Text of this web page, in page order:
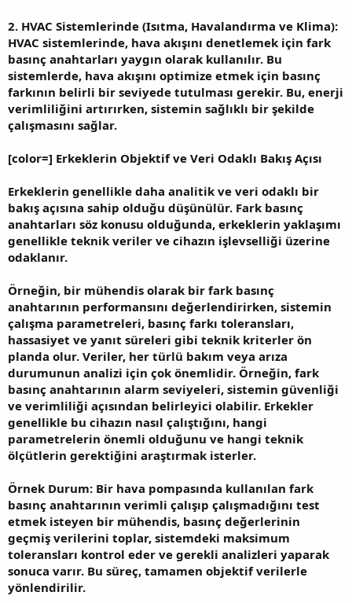
2. HVAC Sistemlerinde (Isıtma, Havalandırma ve Klima):
HVAC sistemlerinde, hava akışını denetlemek için fark
basınç anahtarları yaygın olarak kullanılır. Bu
sistemlerde, hava akışını optimize etmek için basınç
farkının belirli bir seviyede tutulması gerekir. Bu, enerji
verimliliğini artırırken, sistemin sağlıklı bir şekilde
çalışmasını sağlar.
[color=] Erkeklerin Objektif ve Veri Odaklı Bakış Açısı
Erkeklerin genellikle daha analitik ve veri odaklı bir
bakış açısına sahip olduğu düşünülür. Fark basınç
anahtarları söz konusu olduğunda, erkeklerin yaklaşımı
genellikle teknik veriler ve cihazın işlevselliği üzerine
odaklanır.
Örneğin, bir mühendis olarak bir fark basınç
anahtarının performansını değerlendirirken, sistemin
çalışma parametreleri, basınç farkı toleransları,
hassasiyet ve yanıt süreleri gibi teknik kriterler ön
planda olur. Veriler, her türlü bakım veya arıza
durumunun analizi için çok önemlidir. Örneğin, fark
basınç anahtarının alarm seviyeleri, sistemin güvenliği
ve verimliliği açısından belirleyici olabilir. Erkekler
genellikle bu cihazın nasıl çalıştığını, hangi
parametrelerin önemli olduğunu ve hangi teknik
ölçütlerin gerektiğini araştırmak isterler.
Örnek Durum: Bir hava pompasında kullanılan fark
basınç anahtarının verimli çalışıp çalışmadığını test
etmek isteyen bir mühendis, basınç değerlerinin
geçmiş verilerini toplar, sistemdeki maksimum
toleransları kontrol eder ve gerekli analizleri yaparak
sonuca varır. Bu süreç, tamamen objektif verilerle
yönlendirilir.